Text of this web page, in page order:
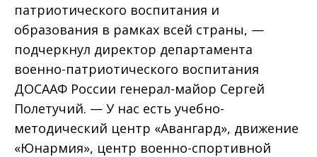
патриотического воспитания и
образования в рамках всей страны, —
подчеркнул директор департамента
военно-патриотического воспитания
ДОСААФ России генерал-майор Сергей
Полетучий. — У нас есть учебно-
методический центр «Авангард», движение
«Юнармия», центр военно-спортивной